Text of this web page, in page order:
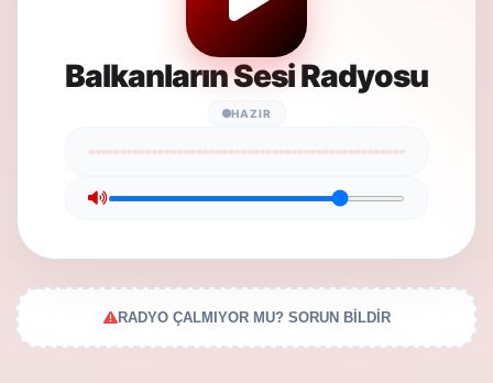
Balkanların Sesi Radyosu
HAZIR
RADYO ÇALMIYOR MU? SORUN BİLDİR